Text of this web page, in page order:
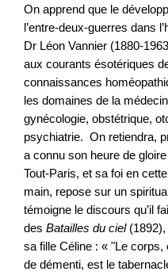
On apprend que le
l’entre-deux-guerres dans
Dr Léon Vannier (1880-
aux courants ésotériques
connaissances
les domaines de la
gynécologie, obstétrique,
psychiatrie. On retiendra,
a connu son heure de
Tout-Paris, et sa foi en
main, repose sur un
témoigne le discours qu’il
des Batailles du ciel(1892),
sa fille Céline : « "Le corps,
de démenti, est le